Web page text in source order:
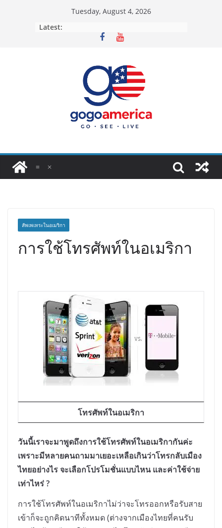
Tuesday, August 4, 2026
Latest:
สัพเพเหระในอเมริกา
การใช้โทรศัพท์ในอเมริกา
โทรศัพท์ในอเมริกา
วันนี้เราจะมาพูดถึงการใช้โทรศัพท์ในอเมริกากันค่ะ
เพราะมีหลายคนถามมาเยอะเหลือเกินว่าโทรกลับเมือง
ไทยอย่างไร จะเลือกโปรโมชั่นแบบไหน และค่าใช้จ่าย
เท่าไหร่?
การใช้โทรศัพท์ในอเมริกาไม่ว่าจะโทรออกหรือรับสาย
เข้าก็จะถูกคิดนาทีทั้งหมด (ต่างจากเมืองไทยที่คนรับ